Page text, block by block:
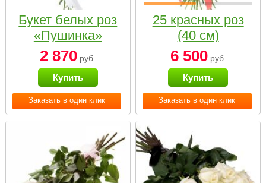
Заказать в один клик
Букет белых роз
«Пушинка»
2 870 руб.
Купить
Заказать в один клик
25 красных роз
(40 см)
6 500руб.
Купить